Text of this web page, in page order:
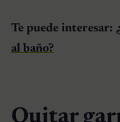
Te puede interesar:
al baño?
Quitar